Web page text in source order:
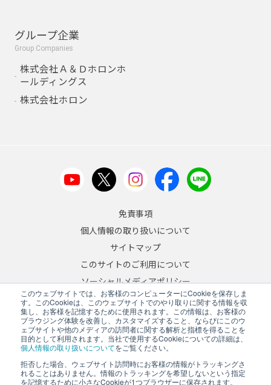
このウェブサイトでは、お客様のコンピューターにCookieを保存しま
す。このCookieは、このウェブサイトでのやり取りに関する情報を収
集し、お客様を記憶するために使用されます。この情報は、お客様の
ブラウジング体験を改善し、カスタマイズすること、ならびにこのウ
ェブサイトや他のメディアの訪問者に関する解析と指標を得ることを
目的として利用されます。当社で使用するCookieについての詳細は、
個人情報の取り扱いについてをご覧ください。
拒否した場合、ウェブサイト訪問時にお客様の情報がトラッキングさ
れることはありません。情報のトラッキングを希望しないという指定
を記憶するために小さなCookieが1つブラウザーに保存されます。
グループ企業
Group Companies
株式会社Ａ＆Ｄホロンホ
ールディングス
株式会社ホロン
免責事項
個人情報の取り扱いについて
サイトマップ
このサイトのご利用について
ソーシャルメディアポリシー
反社会的勢力への対応について
JA/EN
Copyright © 2026 A&D Company, Limited